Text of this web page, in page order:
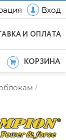
Вход
И ОПЛАТА
КОРЗИНА
/